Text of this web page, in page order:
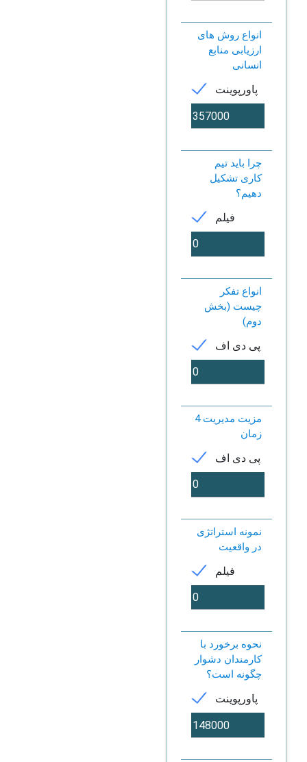
انواع روش های
ارزیابی منابع
انسانی
پاورپوینت
چرا باید تیم
کاری تشکیل
دهیم؟
فیلم
انواع تفکر
چیست (بخش
دوم)
پی دی اف
4 مزیت مدیریت
زمان
پی دی اف
نمونه استراتژی
در واقعیت
فیلم
نحوه برخورد با
کارمندان دشوار
چگونه است؟
پاورپوینت